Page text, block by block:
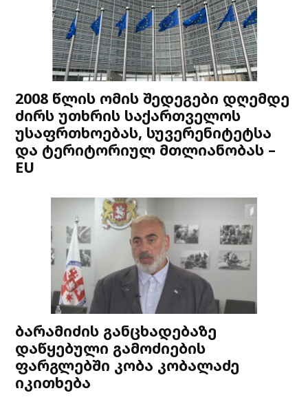
2008 წლის ომის შედეგები დღემდე
ძირს უთხრის საქართველოს
უსაფრთხოებას, სუვერენიტეტსა
და ტერიტორიულ მთლიანობას –
EU
ბარამიძის განცხადებაზე
დაწყებული გამოძიების
ფარგლებში კობა კობალაძე
იკითხება